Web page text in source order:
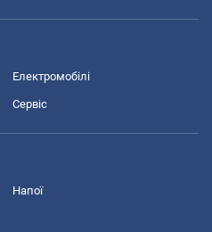
Електромобілі
Сервіс
Напої